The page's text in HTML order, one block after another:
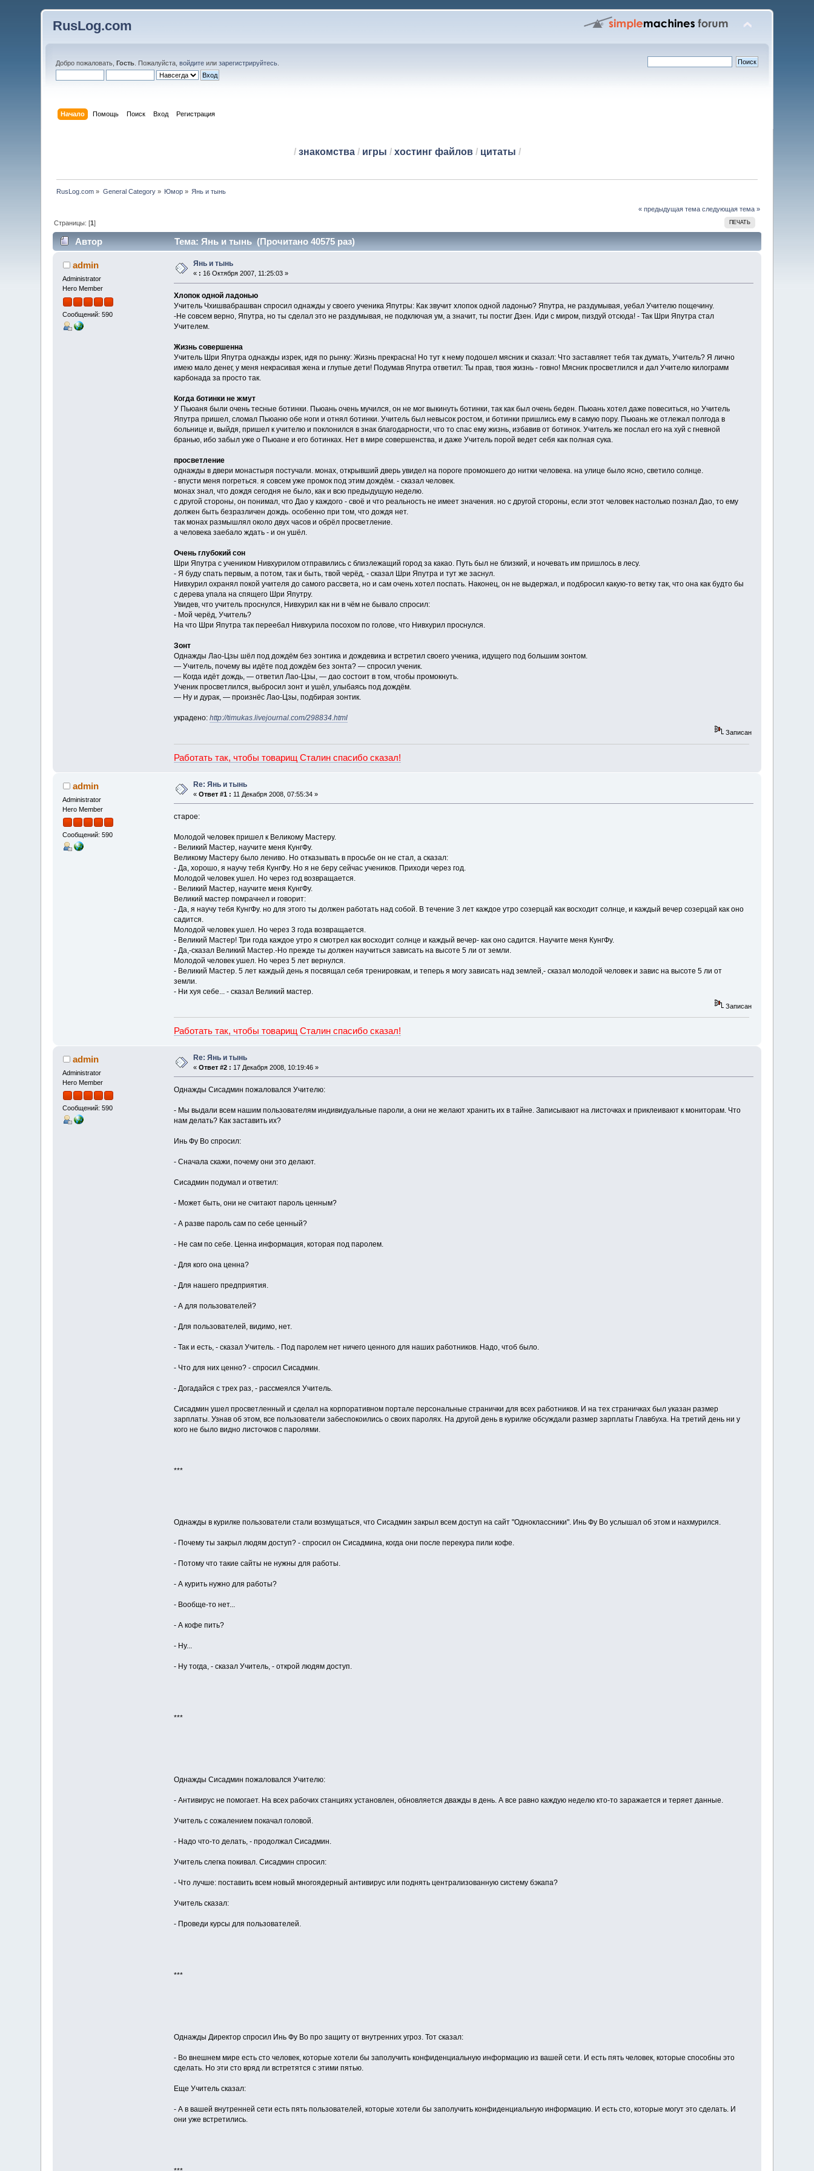
RusLog.com
Добро пожаловать,Гость . Пожалуйста,войдите илизарегистрируйтесь
Начало Помощь Поиск Вход Регистрация
/ знакомства/ игры / хостинг файлов/ цитаты /
RusLog.com » General Category» Юмор » Янь и тынь
« предыдущая тема следующая тема »
ПЕЧАТЬ
Страницы: [1]
Автор Тема: Янь и тынь (Прочитано 40575 раз)
admin
Administrator
Hero Member
Сообщений: 590
Янь и тынь
« : 16 Октября 2007, 11:25:03 »
Хлопок одной ладонью
Учитель Чхишвабрашван спросил однажды у своего ученика Япутры: Как звучит хлопок одной ладонью? Япутра, не раздумывая, уебал Учителю пощечину.
-Не совсем верно, Япутра, но ты сделал это не раздумывая, не подключая ум, а значит, ты постиг Дзен. Иди с миром, пиздуй отсюда! - Так Шри Япутра стал
Учителем.
Жизнь совершенна
Учитель Шри Япутра однажды изрек, идя по рынку: Жизнь прекрасна! Но тут к нему подошел мясник и сказал: Что заставляет тебя так думать, Учитель? Я лично
имею мало денег, у меня некрасивая жена и глупые дети! Подумав Япутра ответил: Ты прав, твоя жизнь - говно! Мясник просветлился и дал Учителю килограмм
карбонада за просто так.
Когда ботинки не жмут
У Пьюаня были очень тесные ботинки. Пьюань очень мучился, он не мог выкинуть ботинки, так как был очень беден. Пьюань хотел даже повеситься, но Учитель
Япутра пришел, сломал Пьюаню обе ноги и отнял ботинки. Учитель был невысок ростом, и ботинки пришлись ему в самую пору. Пьюань же отлежал полгода в
больнице и, выйдя, пришел к учителю и поклонился в знак благодарности, что то спас ему жизнь, избавив от ботинок. Учитель же послал его на хуй с гневной
бранью, ибо забыл уже о Пьюане и его ботинках. Нет в мире совершенства, и даже Учитель порой ведет себя как полная сука.
просветление
однажды в двери монастыря постучали. монах, открывший дверь увидел на пороге промокшего до нитки человека. на улице было ясно, светило солнце.
- впусти меня погреться. я совсем уже промок под этим дождём. - сказал человек.
монах знал, что дождя сегодня не было, как и всю предыдущую неделю.
с другой стороны, он понимал, что Дао у каждого - своё и что реальность не имеет значения. но с другой стороны, если этот человек настолько познал Дао, то ему
должен быть безразличен дождь. особенно при том, что дождя нет.
так монах размышлял около двух часов и обрёл просветление.
а человека заебало ждать - и он ушёл.
Очень глубокий сон
Шри Япутра с учеником Нивхурилом отправились с близлежащий город за какао. Путь был не близкий, и ночевать им пришлось в лесу.
- Я буду спать первым, а потом, так и быть, твой черёд, - сказал Шри Япутра и тут же заснул.
Нивхурил охранял покой учителя до самого рассвета, но и сам очень хотел поспать. Наконец, он не выдержал, и подбросил какую-то ветку так, что она как будто бы
с дерева упала на спящего Шри Япутру.
Увидев, что учитель проснулся, Нивхурил как ни в чём не бывало спросил:
- Мой черёд, Учитель?
На что Шри Япутра так переебал Нивхурила посохом по голове, что Нивхурил проснулся.
Зонт
Однажды Лао-Цзы шёл под дождём без зонтика и дождевика и встретил своего ученика, идущего под большим зонтом.
— Учитель, почему вы идёте под дождём без зонта? — спросил ученик.
— Когда идёт дождь, — ответил Лао-Цзы, — дао состоит в том, чтобы промокнуть.
Ученик просветлился, выбросил зонт и ушёл, улыбаясь под дождём.
— Ну и дурак, — произнёс Лао-Цзы, подбирая зонтик.
украдено: http://timukas.livejournal.com/298834.html
Записан
Работать так, чтобы товарищ Сталин спасибо сказал!
admin
Administrator
Hero Member
Сообщений: 590
Re: Янь и тынь
«Ответ #1 : 11 Декабря 2008, 07:55:34 »
старое:
Молодой человек пришел к Великому Мастеру.
- Великий Мастер, научите меня КунгФу.
Великому Мастеру было лениво. Но отказывать в просьбе он не стал, а сказал:
- Да, хорошо, я научу тебя КунгФу. Но я не беру сейчас учеников. Приходи через год.
Молодой человек ушел. Но через год возвращается.
- Великий Мастер, научите меня КунгФу.
Великий мастер помрачнел и говорит:
- Да, я научу тебя КунгФу. но для этого ты должен работать над собой. В течение 3 лет каждое утро созерцай как восходит солнце, и каждый вечер созерцай как оно
садится.
Молодой человек ушел. Но через 3 года возвращается.
- Великий Мастер! Три года каждое утро я смотрел как восходит солнце и каждый вечер- как оно садится. Научите меня КунгФу.
- Да,-сказал Великий Мастер.-Но прежде ты должен научиться зависать на высоте 5 ли от земли.
Молодой человек ушел. Но через 5 лет вернулся.
- Великий Мастер. 5 лет каждый день я посвящал себя тренировкам, и теперь я могу зависать над землей,- сказал молодой человек и завис на высоте 5 ли от
земли.
- Ни хуя себе... - сказал Великий мастер.
Записан
Работать так, чтобы товарищ Сталин спасибо сказал!
admin
Administrator
Hero Member
Сообщений: 590
Re: Янь и тынь
«Ответ #2 : 17 Декабря 2008, 10:19:46 »
Однажды Сисадмин пожаловался Учителю:
- Мы выдали всем нашим пользователям индивидуальные пароли, а они не желают хранить их в тайне. Записывают на листочках и приклеивают к мониторам. Что
нам делать? Как заставить их?
Инь Фу Во спросил:
- Сначала скажи, почему они это делают.
Сисадмин подумал и ответил:
- Может быть, они не считают пароль ценным?
- А разве пароль сам по себе ценный?
- Не сам по себе. Ценна информация, которая под паролем.
- Для кого она ценна?
- Для нашего предприятия.
- А для пользователей?
- Для пользователей, видимо, нет.
- Так и есть, - сказал Учитель. - Под паролем нет ничего ценного для наших работников. Надо, чтоб было.
- Что для них ценно? - спросил Сисадмин.
- Догадайся с трех раз, - рассмеялся Учитель.
Сисадмин ушел просветленный и сделал на корпоративном портале персональные странички для всех работников. И на тех страничках был указан размер
зарплаты. Узнав об этом, все пользователи забеспокоились о своих паролях. На другой день в курилке обсуждали размер зарплаты Главбуха. На третий день ни у
кого не было видно листочков с паролями.
***
Однажды в курилке пользователи стали возмущаться, что Сисадмин закрыл всем доступ на сайт "Одноклассники". Инь Фу Во услышал об этом и нахмурился.
- Почему ты закрыл людям доступ? - спросил он Сисадмина, когда они после перекура пили кофе.
- Потому что такие сайты не нужны для работы.
- А курить нужно для работы?
- Вообще-то нет...
- А кофе пить?
- Ну...
- Ну тогда, - сказал Учитель, - открой людям доступ.
***
Однажды Сисадмин пожаловался Учителю:
- Антивирус не помогает. На всех рабочих станциях установлен, обновляется дважды в день. А все равно каждую неделю кто-то заражается и теряет данные.
Учитель с сожалением покачал головой.
- Надо что-то делать, - продолжал Сисадмин.
Учитель слегка покивал. Сисадмин спросил:
- Что лучше: поставить всем новый многоядерный антивирус или поднять централизованную систему бэкапа?
Учитель сказал:
- Проведи курсы для пользователей.
***
Однажды Директор спросил Инь Фу Во про защиту от внутренних угроз. Тот сказал:
- Во внешнем мире есть сто человек, которые хотели бы заполучить конфиденциальную информацию из вашей сети. И есть пять человек, которые способны это
сделать. Но эти сто вряд ли встретятся с этими пятью.
Еще Учитель сказал:
- А в вашей внутренней сети есть пять пользователей, которые хотели бы заполучить конфиденциальную информацию. И есть сто, которые могут это сделать. И
они уже встретились.